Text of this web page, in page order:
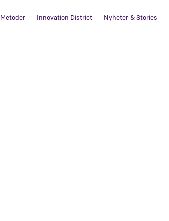
Metoder Innovation District Nyheter & Stories